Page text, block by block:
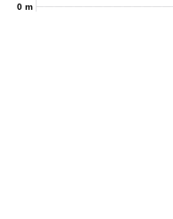
0 m